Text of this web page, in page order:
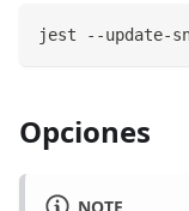
jest --update-
Opciones
NOTE